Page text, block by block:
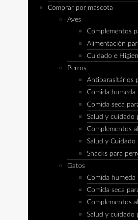
Comprar por mascota
Aves
Complementos
Alimentación
Cuidado e
Perros
Antiparasitários
Comida humeda
Comida seca
Salud y cuidado
Complementos
Salud y Cuidado
Snacks para
Gatos
Comida humeda
Comida seca
Complementos
Salud y cuidado